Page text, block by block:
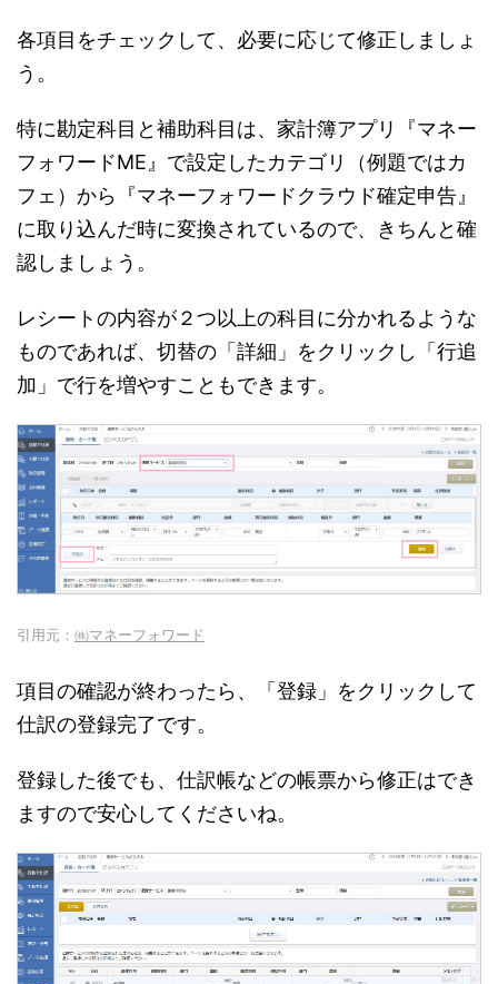
各項目をチェックして、必要に応じて修正しましょ
う。
特に勘定科目と補助科目は、家計簿アプリ『マネー
フォワードME』で設定したカテゴリ（例題ではカ
フェ）から『マネーフォワードクラウド確定申告』
に取り込んだ時に変換されているので、きちんと確
認しましょう。
レシートの内容が２つ以上の科目に分かれるような
ものであれば、切替の「詳細」をクリックし「行追
加」で行を増やすこともできます。
引用元： ㈱マネーフォワード
項目の確認が終わったら、「登録」をクリックして
仕訳の登録完了です。
登録した後でも、仕訳帳などの帳票から修正はでき
ますので安心してくださいね。